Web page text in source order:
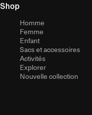
Shop
Homme
Femme
Enfant
Sacs et accessoires
Activités
Explorer
Nouvelle collection